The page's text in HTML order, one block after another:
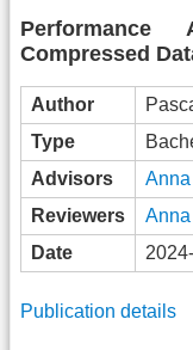
Compressed
Author
Type
Advisors
Reviewers
Date
Publication details